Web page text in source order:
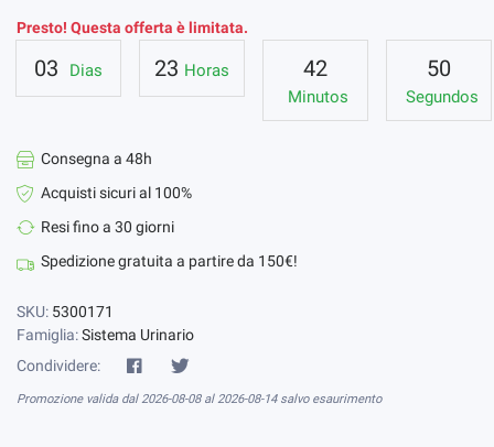
Presto! Questa offerta è limitata.
03 Dias 23 Horas 42
Minutos
50
Segundos
Consegna a 48h
Acquisti sicuri al 100%
Resi fino a 30 giorni
Spedizione gratuita a partire da 150€!
SKU: 5300171
Famiglia:Sistema Urinario
Condividere:
Promozione valida dal 2026-08-08 al 2026-08-14 salvo esaurimento